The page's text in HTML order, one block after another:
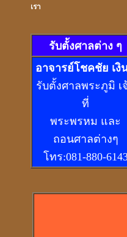
เรา
รับตั้งศาลต่าง ๆ
อาจารย์โชคชัย เงิ
รับตั้งศาลพระภูมิ เ
ที่
พระพรหม และ
ถอนศาลต่างๆ
โทร:081-880-